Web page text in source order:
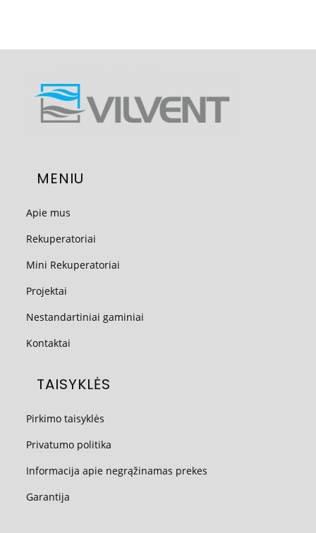
MENIU
Apie mus
Rekuperatoriai
Mini Rekuperatoriai
Projektai
Nestandartiniai gaminiai
Kontaktai
TAISYKLĖS
Pirkimo taisyklės
Privatumo politika
Informacija apie negrąžinamas prekes
Garantija